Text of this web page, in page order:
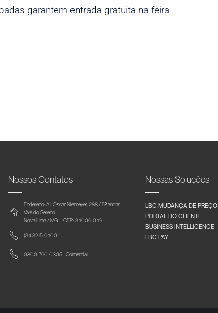
garantem entrada gratuita na feira
Nossos Contatos
Endereço: Al. Oscar Niemeyer, 288 / 5º andar –
Vale do Sereno
Nova Lima / MG – CEP: 34006-049
(31) 3215-6400
0800-760-0305 - Comercial
Nossas Soluções
LBC MUDANÇA DE PREÇO
PORTAL DO CLIENTE
BUSINESS INTELLIGENCE
LBC PAY